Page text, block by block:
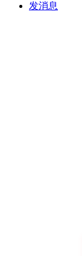
发消息